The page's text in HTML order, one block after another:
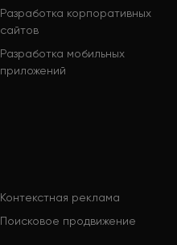
Разработка корпоративных
сайтов
Разработка мобильных
приложений
Контекстная реклама
Поисковое продвижение